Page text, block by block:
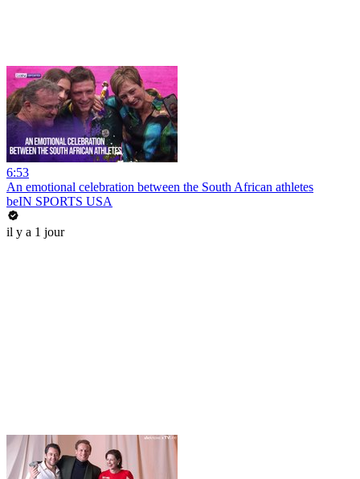
6:53
An emotional celebration between the South African athletes
beIN SPORTS USA
il y a 1 jour